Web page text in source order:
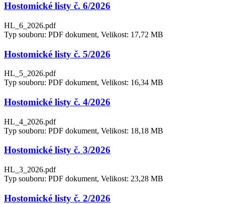
Hostomické listy č. 6/2026
HL_6_2026.pdf
Typ souboru: PDF dokument, Velikost: 17,72 MB
Hostomické listy č. 5/2026
HL_5_2026.pdf
Typ souboru: PDF dokument, Velikost: 16,34 MB
Hostomické listy č. 4/2026
HL_4_2026.pdf
Typ souboru: PDF dokument, Velikost: 18,18 MB
Hostomické listy č. 3/2026
HL_3_2026.pdf
Typ souboru: PDF dokument, Velikost: 23,28 MB
Hostomické listy č. 2/2026